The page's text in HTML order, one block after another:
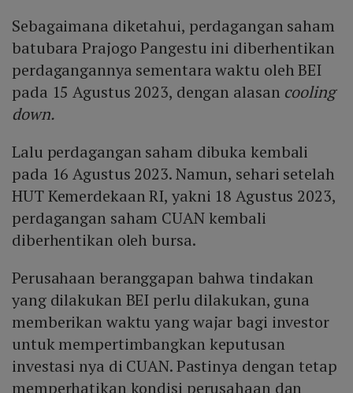
Sebagaimana diketahui, perdagangan saham
batubara Prajogo Pangestu ini diberhentikan
perdagangannya sementara waktu oleh BEI
pada 15 Agustus 2023, dengan alasan cooling
down.
Lalu perdagangan saham dibuka kembali
pada 16 Agustus 2023. Namun, sehari setelah
HUT Kemerdekaan RI, yakni 18 Agustus 2023,
perdagangan saham CUAN kembali
diberhentikan oleh bursa.
Perusahaan beranggapan bahwa tindakan
yang dilakukan BEI perlu dilakukan, guna
memberikan waktu yang wajar bagi investor
untuk mempertimbangkan keputusan
investasi nya di CUAN. Pastinya dengan tetap
memperhatikan kondisi perusahaan dan